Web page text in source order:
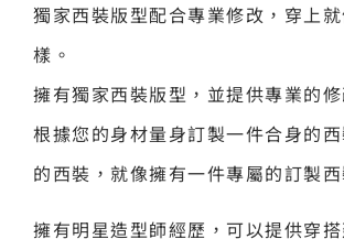
獨家西裝版型配合專業修改，穿上
樣。
擁有獨家西裝版型，並提供專業的
根據您的身材量身訂製一件合身的
的西裝，就像擁有一件專屬的訂製西
擁有明星造型師經歷，可以提供穿搭